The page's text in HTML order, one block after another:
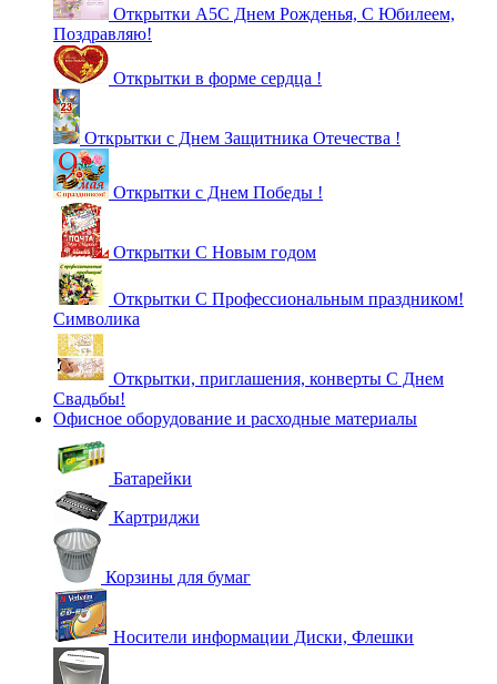
Открытки А5С Днем Рожденья, С Юбилеем,
Поздравляю!
Открытки в форме сердца !
Открытки с Днем Защитника Отечества !
Открытки с Днем Победы !
Открытки С Новым годом
Открытки С Профессиональным праздником!
Символика
Открытки, приглашения, конверты С Днем
Свадьбы!
Офисное оборудование и расходные материалы
Батарейки
Картриджи
Корзины для бумаг
Носители информации Диски, Флешки